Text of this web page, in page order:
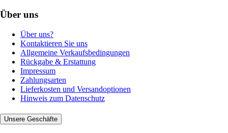
Über uns
Über uns?
Kontaktieren Sie uns
Allgemeine Verkaufsbedingungen
Rückgabe & Erstattung
Impressum
Zahlungsarten
Lieferkosten und Versandoptionen
Hinweis zum Datenschutz
Unsere Geschäfte